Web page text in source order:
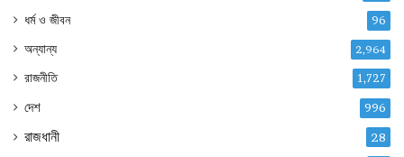
ধর্ম ও জীবন 96
অন্যান্য 2,964
রাজনীতি 1,727
দেশ 996
রাজধানী 28